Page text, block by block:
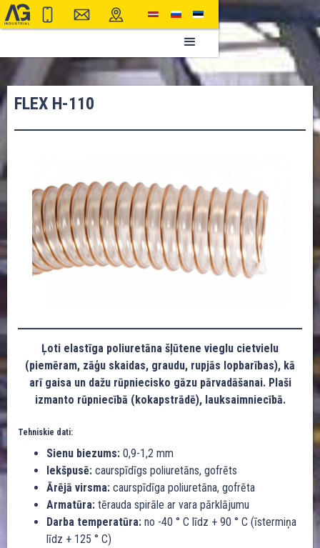
FLEX H-110
Ļoti elastīga poliuretāna šļūtene vieglu cietvielu
(piemēram, zāģu skaidas, graudu, rupjās lopbarības), kā
arī gaisa un dažu rūpniecisko gāzu pārvadāšanai. Plaši
izmanto rūpniecībā (kokapstrādē), lauksaimniecībā.
Tehniskie dati:
Sienu biezums: 0,9-1,2 mm
Iekšpusē: caurspīdīgs poliuretāns, gofrēts
Ārējā virsma: caurspīdīga poliuretāna, gofrēta
Armatūra: tērauda spirāle ar vara pārklājumu
Darba temperatūra: no -40 ° C līdz + 90 ° C (īstermiņa
līdz + 125 ° C)